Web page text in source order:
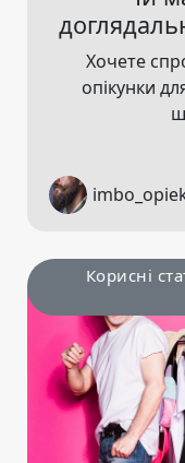
Хочете
опікунки
Корисні